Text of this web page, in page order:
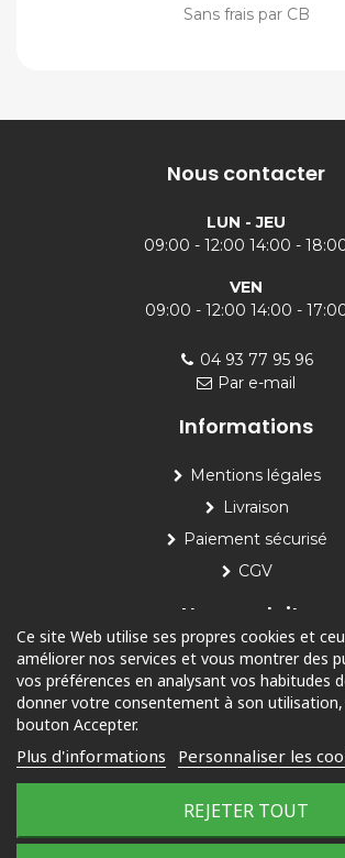
Sans frais par CB
Nous contacter
LUN - JEU
09:00 - 12:00 14:00 -
VEN
09:00 - 12:00 14:00 -
04 93 77 95 96
Par e-mail
Informations
Mentions légales
Livraison
Paiement sécurisé
CGV
Nos produits
Piscine
Jardin
Outdoor
© 2025 Tous droits
Ce site Web utilise ses propres cookies et
améliorer nos services et vous montrer des
vos préférences en analysant vos habitudes
donner votre consentement à son utilisation,
bouton Accepter.
Plus d'informations Personnaliser les
REJETER TOUT